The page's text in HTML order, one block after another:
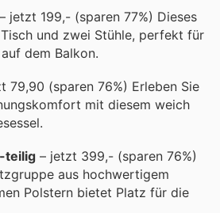
– jetzt 199,- (sparen 77%) Dieses
und zwei Stühle, perfekt für
dem Balkon.
79,90 (sparen 76%) Erleben Sie
mit diesem weich
teilig – jetzt 399,- (sparen 76%)
aus hochwertigem
Polstern bietet Platz für die